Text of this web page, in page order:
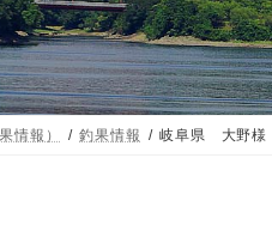
情報） 釣果情報 岐阜県 大野様